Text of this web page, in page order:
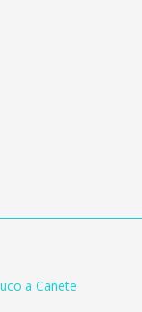
a Cañete